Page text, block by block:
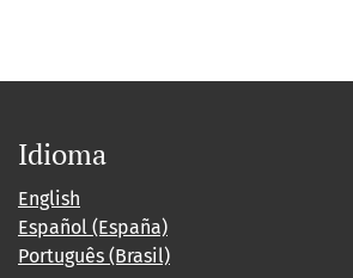
Idioma
English
Español (España)
Português (Brasil)